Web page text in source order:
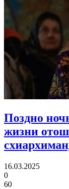
Поздно
жизни
16.03.2025
0
60